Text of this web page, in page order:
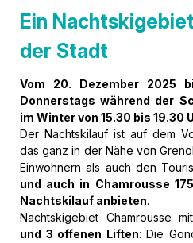
Ein
der Stadt
Vom 20. Dezember 2025
Donnerstags während der
im Winter von 15.30 bis 19.30
Der Nachtskilauf ist auf dem
das ganz in der Nähe von
Einwohnern als auch den
und auch in Chamrousse
Nachtskilauf anbieten.
Nachtskigebiet Chamrousse
und 3 offenen Liften: Die